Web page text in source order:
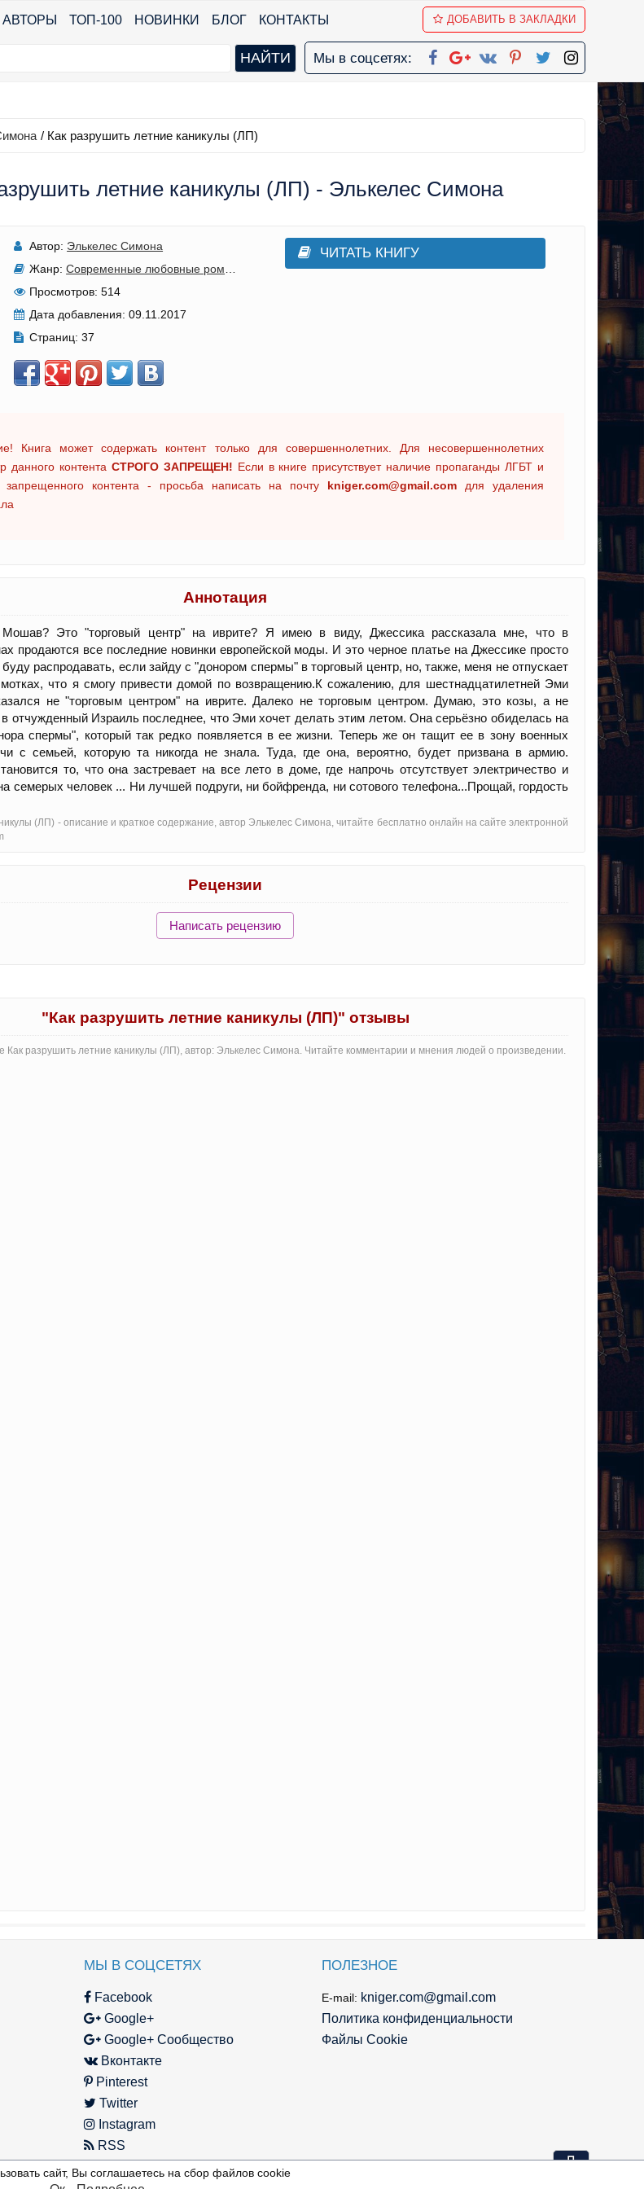
АВТОРЫ ТОП-100 НОВИНКИ БЛОГ КОНТАКТЫ ДОБАВИТЬ В ЗАКЛАДКИ
Мы в соцсетях:
/ Как разрушить летние каникулы (ЛП)
летние каникулы (ЛП) - Элькелес Симона
Автор: Элькелес Симона
Жанр: Современные любовные романы
Просмотров: 514
Дата добавления: 09.11.2017
Страниц: 37
ЧИТАТЬ КНИГУ
Книга может содержать контент только для совершеннолетних. Для несовершеннолетних
данного контента СТРОГО ЗАПРЕЩЕН! Если в книге присутствует наличие пропаганды ЛГБТ и
запрещенного контента - просьба написать на почту kniger.com@gmail.com для удаления
Аннотация
Это "торговый центр" на иврите? Я имею в виду, Джессика рассказала мне, что в
продаются все последние новинки европейской моды. И это черное платье на Джессике просто
распродавать, если зайду с "донором спермы" в торговый центр, но, также, меня не отпускает
что я смогу привести домой по возвращению.К сожалению, для шестнадцатилетней Эми
не "торговым центром" на иврите. Далеко не торговым центром. Думаю, это козы, а не
отчужденный Израиль последнее, что Эми хочет делать этим летом. Она серьёзно обиделась на
спермы", который так редко появляется в ее жизни. Теперь же он тащит ее в зону военных
с семьей, которую та никогда не знала. Туда, где она, вероятно, будет призвана в армию.
то, что она застревает на все лето в доме, где напрочь отсутствует электричество и
семерых человек ... Ни лучшей подруги, ни бойфренда, ни сотового телефона...Прощай, гордость
(ЛП) - oписание и краткое содержание, автор Элькелес Симона, читайте бесплатно онлайн на сайте электронной
Рецензии
Написать рецензию
"Как разрушить летние каникулы (ЛП)" отзывы
Как разрушить летние каникулы (ЛП), автор: Элькелес Симона. Читайте комментарии и мнения людей о произведении.
⇩
МЫ В СОЦСЕТЯХ
Facebook
Google+
Google+ Сообщество
Вконтакте
Pinterest
Twitter
Instagram
RSS
ПОЛЕЗНОЕ
E-mail: kniger.com@gmail.com
Политика конфиденциальности
Файлы Cookie
сайт, Вы соглашаетесь на сбор файлов cookie